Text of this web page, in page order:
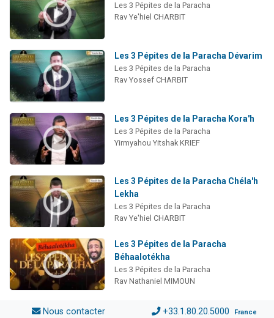
Les 3 Pépites de la Paracha
Rav Ye'hiel CHARBIT
Les 3 Pépites de la Paracha Dévarim
Les 3 Pépites de la Paracha
Rav Yossef CHARBIT
Les 3 Pépites de la Paracha Kora'h
Les 3 Pépites de la Paracha
Yirmyahou Yitshak KRIEF
Les 3 Pépites de la Paracha Chéla'h
Lekha
Les 3 Pépites de la Paracha
Rav Ye'hiel CHARBIT
Les 3 Pépites de la Paracha
Béhaalotékha
Les 3 Pépites de la Paracha
Rav Nathaniel MIMOUN
Nous contacter +33.1.80.20.5000 France